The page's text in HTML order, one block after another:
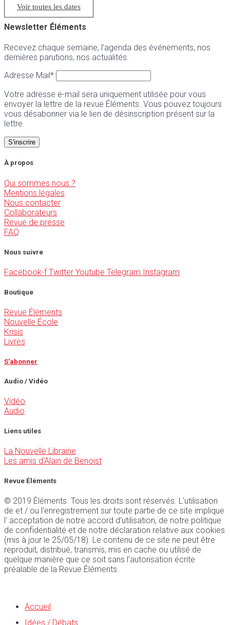
Voir toutes les dates
Newsletter Éléments
Recevez chaque semaine, l’agenda des événements, nos
dernières parutions, nos actualités.
Adresse Mail*
Votre adresse e-mail sera uniquement utilisée pour vous
envoyer la lettre de la revue Éléments. Vous pouvez toujours
vous désabonner via le lien de désinscription présent sur la
lettre.
À propos
Qui sommes nous ?
Mentions légales
Nous contacter
Collaborateurs
Revue de presse
FAQ
Nous suivre
Facebook-f Twitter Youtube Telegram Instagram
Boutique
Revue Éléments
Nouvelle École
Krisis
Livres
S'abonner
Audio / Vidéo
Vidéo
Audio
Liens utiles
La Nouvelle Librairie
Les amis d'Alain de Benoist
Revue Éléments
© 2019 Éléments. Tous les droits sont réservés. L'utilisation
de et / ou l'enregistrement sur toute partie de ce site implique
l' acceptation de notre accord d'utilisation, de notre politique
de confidentialité et de notre déclaration relative aux cookies
(mis à jour le 25/05/18). Le contenu de ce site ne peut être
reproduit, distribué, transmis, mis en cache ou utilisé de
quelque manière que ce soit sans l'autorisation écrite
préalable de la Revue Éléments.
Accueil
Idées / Débats